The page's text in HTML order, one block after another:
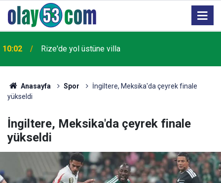
10:02 Rize'de yol üstüne villa
Anasayfa Spor
İngiltere, Meksika'da çeyrek finale
yükseldi
İngiltere, Meksika'da çeyrek finale
yükseldi